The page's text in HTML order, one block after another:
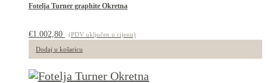
Fotelja Turner graphite Okretna
€1.002,80 (PDV uključen u cijenu)
Dodaj u košaricu